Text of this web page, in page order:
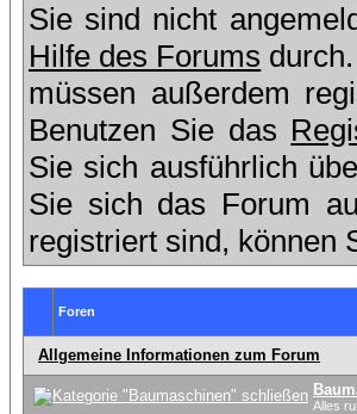
Sie sind nicht
Hilfe des Forums
müssen außerdem
Benutzen Sie das
Sie sich ausführlich
Sie sich das Forum
registriert sind, können
Foren
Allgemeine Informationen zum Forum
Alles